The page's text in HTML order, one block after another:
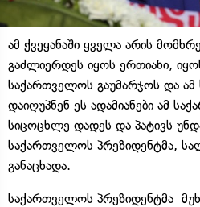
ამ ქვეყანაში ყველა არის
გაძლიერდეს იყოს ერთიანი,
საქართველოს გაუმარჯოს და
დაიღუპნენ ეს ადამიანები ამ
სიცოცხლე დადეს და პატივს
საქართველოს პრეზიდენტმა,
განაცხადა.
საქართველოს პრეზიდენტმა